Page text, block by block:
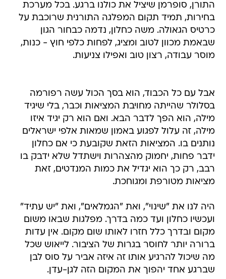
התורן, סופרמן שיציל את כולנו ברגע. בכל מערכת
בחירות, תמיד תקום המפלגה התורנית שרוכבת על
כרטיס הגאולה. משה כחלון, נדמה כבחור הגון
שבאמת מכוון לטוב ומציג, לפחות כלפי חוץ - כנות,
מוסר עבודה, רצון טוב ואפילו צניעות.
אבל עם כל הכבוד, הוא בסך הכול עשה רפורמה
בסלולר שהייתה מחויבת המציאות וכבר, בלי שיגיד
מילה, הוא הפך לדבר הבא. ואם הוא רק יגיד איזו
מילה, זה עלול לפגוע באמון שמאות אלפי ישראלים
נותנים בו. המציאות הזאת שקובעת כי אם כחלון
ידבר פחות, יחמוק מהצהרות וישתדל שלא ידבק בו
רבב, רק כך הוא יגדיל את כמות המנדטים, זאת
מציאות מטורפת ומגוחכת.
היה לנו את "שינוי", ואת "הגמלאים", ואת "יש עתיד"
ועכשיו כחלון ועד כמה בדרך. מפלגות שבאו משום
מקום ובדרך כלל חזרו לאותו שום מקום. אין עדות
ברורה יותר לחוסר בגרות של הציבור. לייאוש שכל
מה שיכול להרגיע אותו זה איזה אביר על סוס לבן
שברגע אחד יהפוך את המקום הזה לגן-עדן.